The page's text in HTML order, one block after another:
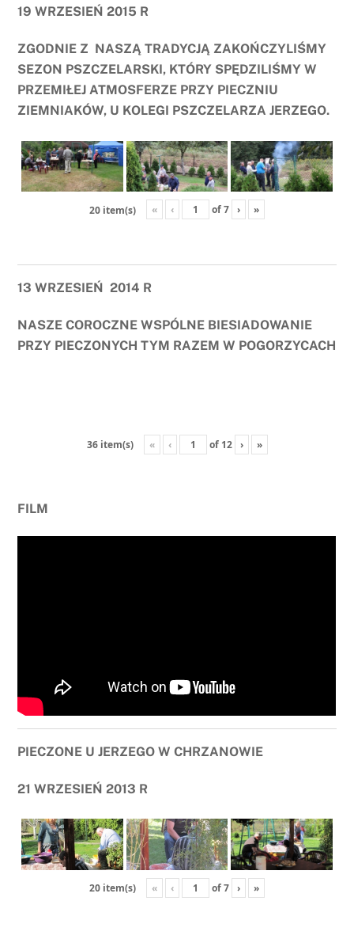
19 WRZESIEŃ 2015 R
ZGODNIE Z NASZĄ TRADYCJĄ ZAKOŃCZYLIŚMY
SEZON PSZCZELARSKI, KTÓRY SPĘDZILIŚMY W
PRZEMIŁEJ ATMOSFERZE PRZY PIECZNIU
ZIEMNIAKÓW, U KOLEGI PSZCZELARZA JERZEGO.
20 item(s) « ‹ of7 › »
13 WRZESIEŃ 2014 R
NASZE COROCZNE WSPÓLNE BIESIADOWANIE
PRZY PIECZONYCH TYM RAZEM W POGORZYCACH
36 item(s) « ‹ of 12 › »
FILM
PIECZONE U JERZEGO W CHRZANOWIE
21 WRZESIEŃ 2013 R
20 item(s) « ‹ of7 › »